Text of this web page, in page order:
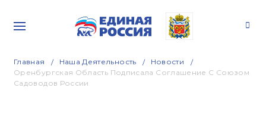
Главная Наша Деятельность
Новости
Оренбургская Область Подписала Соглашение С Союзом
Садоводов России